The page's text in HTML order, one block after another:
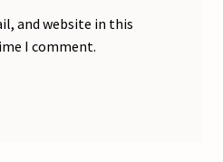
and website in this
I comment.